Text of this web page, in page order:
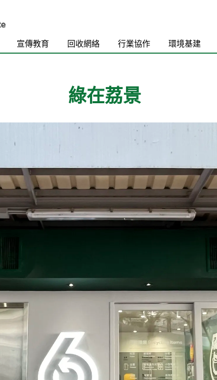
宣傳教育 回收網絡 行業協作 環境基建
綠在荔景